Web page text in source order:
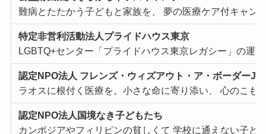
難病とたたかう⼦どもと家族を、 夢の医療ケア付キャン
特定⾮営利活動法⼈プライドハウス東京
LGBTQ+センター「プライドハウス東京レガシー」の運
認定NPO法⼈ フレンズ・ウィズアウト・ア・ボーダー
ラオスに根付く医療を。⼩さな命に寄り添い、 ⼼のこも
認定NPO法⼈国境なき⼦どもたち
カンボジアやフィリピンの貧しくて 学校に通えない⼦ど